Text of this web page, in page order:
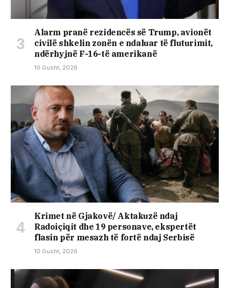
Alarm pranë rezidencës së Trump, avionët
civilë shkelin zonën e ndaluar të fluturimit,
ndërhyjnë F-16-të amerikanë
10 Gusht, 2026
Krimet në Gjakovë/ Aktakuzë ndaj
Radoiçiqit dhe 19 personave, ekspertët
flasin për mesazh të fortë ndaj Serbisë
10 Gusht, 2026